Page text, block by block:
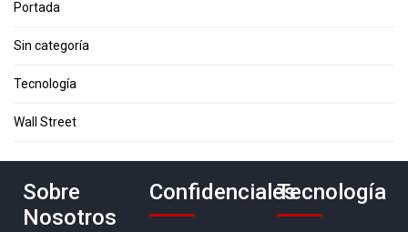
Portada
Sin categoría
Tecnología
Wall Street
Sobre
Nosotros
ConfidencialesTecnología